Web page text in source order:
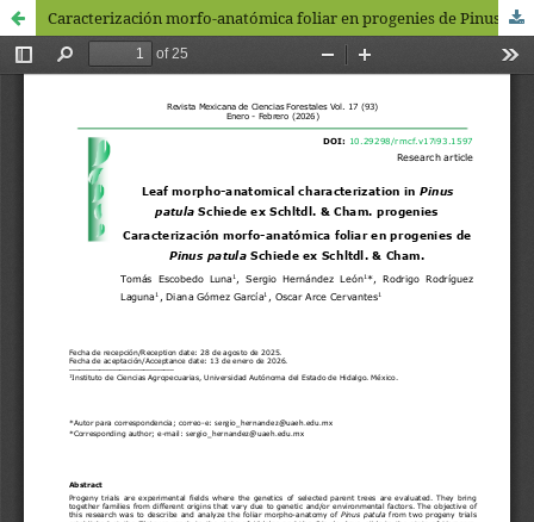
Caracterización morfo-anatómica foliar en progenies de Pinus patula Schiede ex Schltdl. & Cham.